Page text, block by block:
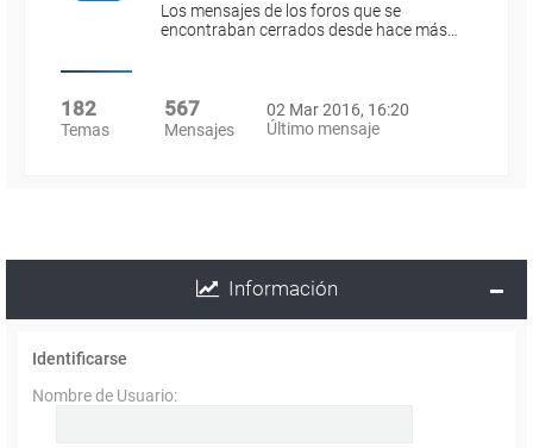
Los mensajes de los foros que se
encontraban cerrados desde hace más…
182
Temas
567
Mensajes
02 Mar 2016, 16:20
Último mensaje
Información
Identificarse
Nombre de Usuario: